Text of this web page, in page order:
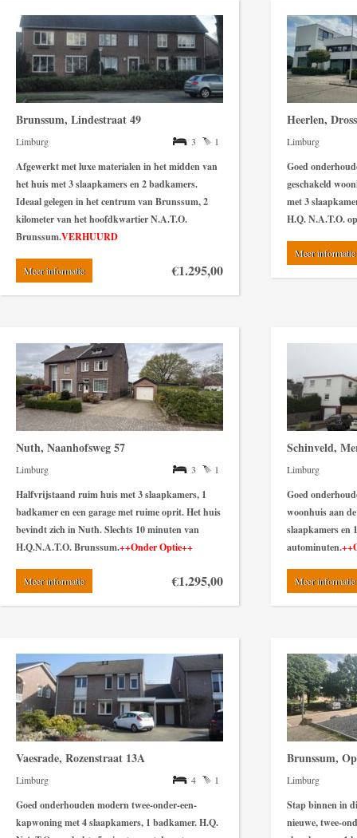
Brunssum, Lindestraat 49
3 1
Limburg
Afgewerkt met luxe materialen in het midden van
het huis met 3 slaapkamers en 2 badkamers.
Ideaal gelegen in het centrum van Brunssum, 2
kilometer van het hoofdkwartier N.A.T.O.
Brunssum.VERHUURD
Meer informatie €1.295,00
Heerlen,
Limburg
Goed
geschakeld
met 3
H.Q. N.A.T.O.
Meer informatie
Nuth, Naanhofsweg 57
3 1
Limburg
Halfvrijstaand ruim huis met 3 slaapkamers, 1
badkamer en een garage met ruime oprit. Het huis
bevindt zich in Nuth. Slechts 10 minuten van
H.Q.N.A.T.O. Brunssum.++Onder Optie++
Meer informatie €1.295,00
Schinveld,
Limburg
Goed
woonhuis aan
slaapkamers en
autominuten.
Meer informatie
Vaesrade, Rozenstraat 13A
4 1
Limburg
Goed onderhouden modern twee-onder-een-
kapwoning met 4 slaapkamers, 1 badkamer. H.Q.
Brunssum,
Limburg
Stap binnen in
nieuwe, twee-